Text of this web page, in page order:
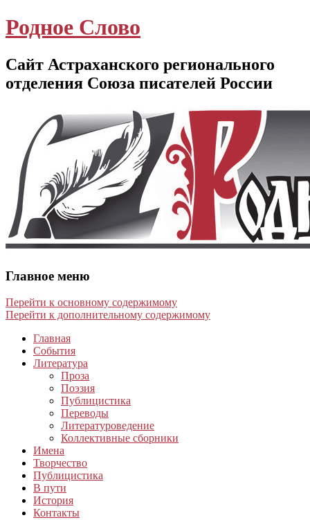
Родное Слово
Сайт Астраханского регионального
отделения Союза писателей России
Главное меню
Перейти к основному содержимому
Перейти к дополнительному содержимому
Главная
События
Литература
Проза
Поэзия
Публицистика
Переводы
Литературоведение
Коллективные сборники
Имена
Творчество
Публицистика
В пути
История
Контакты